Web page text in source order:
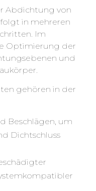
Abdichtung von
in mehreren
Im
Optimierung der
und
gehören in der
Beschlägen, um
Dichtschluss